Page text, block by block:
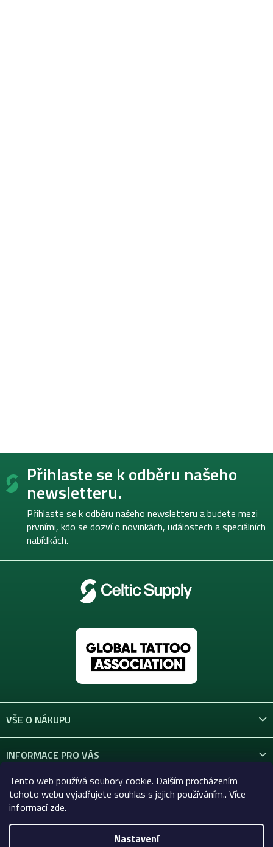
Tento web používá soubory cookie. Dalším procházením
tohoto webu vyjadřujete souhlas s jejich používáním.. Více
informacízde.
Nastavení
Z
Přihlaste se k odběru našeho
newsletteru.
Přihlaste se k odběru našeho newsletteru a budete mezi
prvními, kdo se dozví o novinkách, událostech a speciálních
nabídkách.
VŠE O NÁKUPU
INFORMACE PRO VÁS
KONTAKT